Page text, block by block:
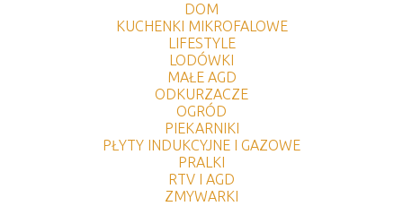
DOM
KUCHENKI MIKROFALOWE
LIFESTYLE
LODÓWKI
MAŁE AGD
ODKURZACZE
OGRÓD
PIEKARNIKI
PŁYTY INDUKCYJNE I GAZOWE
PRALKI
RTV I AGD
ZMYWARKI